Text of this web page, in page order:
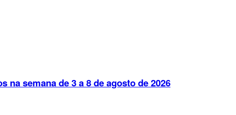
na semana de 3 a 8 de agosto de 2026